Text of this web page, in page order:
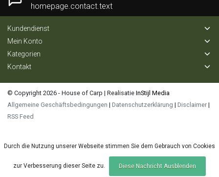
homepage.contact.text
Kundendienst
Mein Konto
Kategorien
Kontakt
© Copyright 2026 - House of Carp | Realisatie InStijl Media
Allgemeine Geschäftsbedingungen | Datenschutzerklärung | Disclaimer |
RSS Feed
Durch die Nutzung unserer Webseite stimmen Sie dem Gebrauch von Cookies
zur Verbesserung dieser Seite zu. Diese Nachricht Ausblenden